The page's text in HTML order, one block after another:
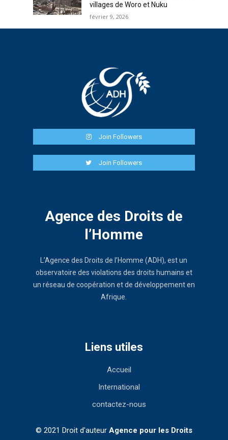
villages de Woro et Nuku
février 9, 2026
Join Followers
Join Followers
Agence des Droits de
l’Homme
L’Agence des Droits de l’Homme (ADH), est un
observatoire des violations des droits humains et
un réseau de coopération et de développement en
Afrique.
Liens utiles
Accueil
International
contactez-nous
© 2021 Droit d'auteur Agence pour les Droits